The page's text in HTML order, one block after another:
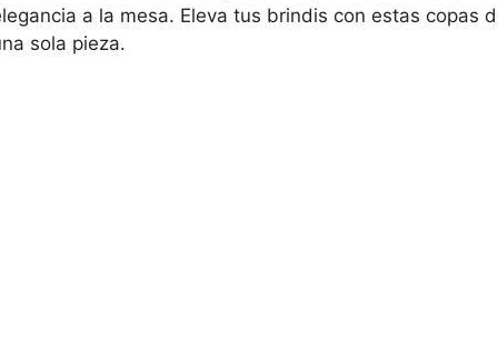
a la mesa. Eleva tus brindis con estas copas
sola pieza.